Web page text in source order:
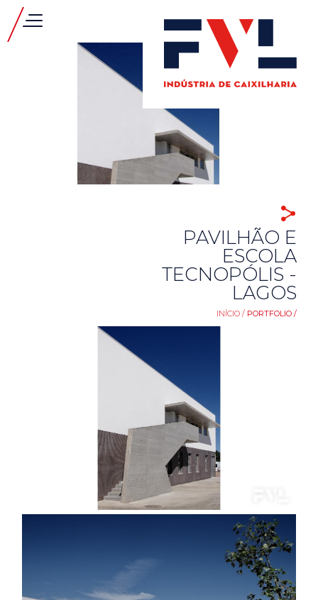
PAVILHÃO E
ESCOLA
TECNOPÓLIS -
LAGOS
INÍCIO / PORTFOLIO /